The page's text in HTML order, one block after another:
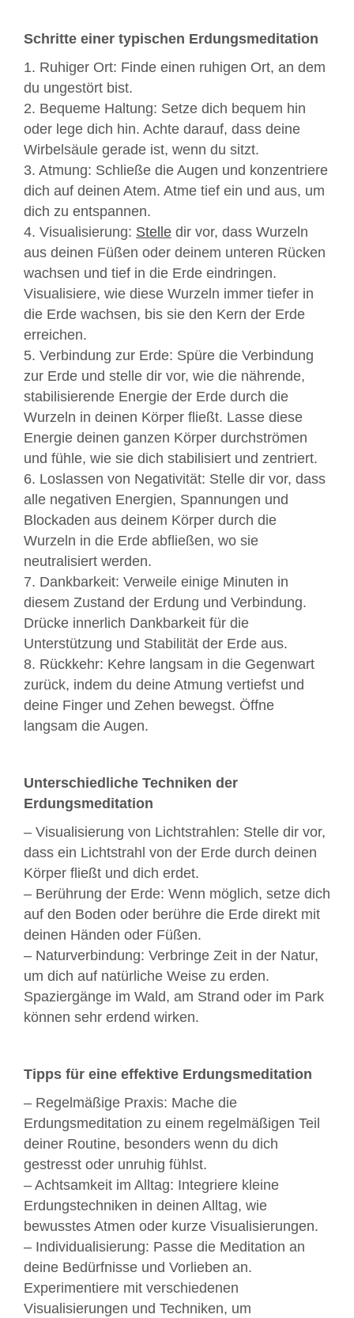
Schritte einer typischen Erdungsmeditation
1. Ruhiger Ort: Finde einen ruhigen Ort, an dem
du ungestört bist.
2. Bequeme Haltung: Setze dich bequem hin
oder lege dich hin. Achte darauf, dass deine
Wirbelsäule gerade ist, wenn du sitzt.
3. Atmung: Schließe die Augen und konzentriere
dich auf deinen Atem. Atme tief ein und aus, um
dich zu entspannen.
4. Visualisierung: Stelle dir vor, dass Wurzeln
aus deinen Füßen oder deinem unteren Rücken
wachsen und tief in die Erde eindringen.
Visualisiere, wie diese Wurzeln immer tiefer in
die Erde wachsen, bis sie den Kern der Erde
erreichen.
5. Verbindung zur Erde: Spüre die Verbindung
zur Erde und stelle dir vor, wie die nährende,
stabilisierende Energie der Erde durch die
Wurzeln in deinen Körper fließt. Lasse diese
Energie deinen ganzen Körper durchströmen
und fühle, wie sie dich stabilisiert und zentriert.
6. Loslassen von Negativität: Stelle dir vor, dass
alle negativen Energien, Spannungen und
Blockaden aus deinem Körper durch die
Wurzeln in die Erde abfließen, wo sie
neutralisiert werden.
7. Dankbarkeit: Verweile einige Minuten in
diesem Zustand der Erdung und Verbindung.
Drücke innerlich Dankbarkeit für die
Unterstützung und Stabilität der Erde aus.
8. Rückkehr: Kehre langsam in die Gegenwart
zurück, indem du deine Atmung vertiefst und
deine Finger und Zehen bewegst. Öffne
langsam die Augen.
Unterschiedliche Techniken der
Erdungsmeditation
– Visualisierung von Lichtstrahlen: Stelle dir vor,
dass ein Lichtstrahl von der Erde durch deinen
Körper fließt und dich erdet.
– Berührung der Erde: Wenn möglich, setze dich
auf den Boden oder berühre die Erde direkt mit
deinen Händen oder Füßen.
– Naturverbindung: Verbringe Zeit in der Natur,
um dich auf natürliche Weise zu erden.
Spaziergänge im Wald, am Strand oder im Park
können sehr erdend wirken.
Tipps für eine effektive Erdungsmeditation
– Regelmäßige Praxis: Mache die
Erdungsmeditation zu einem regelmäßigen Teil
deiner Routine, besonders wenn du dich
gestresst oder unruhig fühlst.
– Achtsamkeit im Alltag: Integriere kleine
Erdungstechniken in deinen Alltag, wie
bewusstes Atmen oder kurze Visualisierungen.
– Individualisierung: Passe die Meditation an
deine Bedürfnisse und Vorlieben an.
Experimentiere mit verschiedenen
Visualisierungen und Techniken, um